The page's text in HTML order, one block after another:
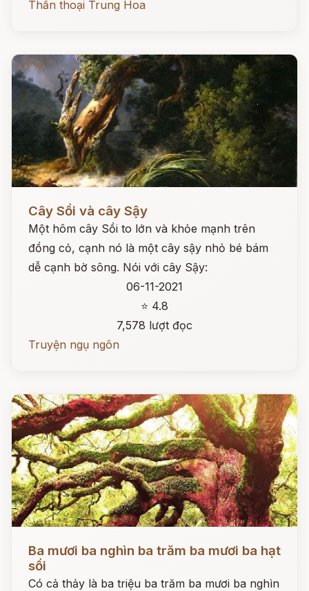
Thần thoại Trung Hoa
Cây Sồi và cây Sậy
Một hôm cây Sồi to lớn và khỏe mạnh trên
đồng cỏ, cạnh nó là một cây sậy nhỏ bé bám
dễ cạnh bờ sông. Nói với cây Sậy:
06-11-2021
⭐ 4.8
7,578 lượt đọc
Truyện ngụ ngôn
Ba mươi ba nghìn ba trăm ba mươi ba hạt
sồi
Có cả thảy là ba triệu ba trăm ba mươi ba nghìn